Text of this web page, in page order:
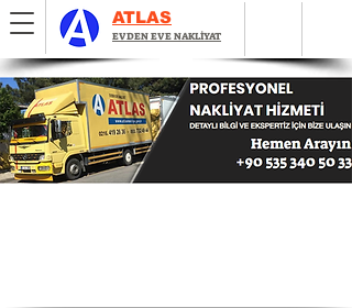
ATLAS
EVDEN EVE NAKLİYAT